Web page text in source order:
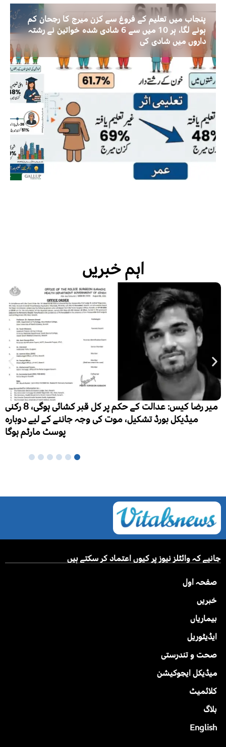
پنجاب میں تعلیم کے فروغ سے کزن میرج کا رجحان کم
ہونے لگا، ہر 10 میں سے 6 شادی شدہ خواتین نے رشتہ
داروں میں شادی کی
اہم خبریں
میر رضا کیس: عدالت کے حکم پر کل قبر کشائی ہوگی، 8 رکنی
کی وجہ جاننے کے لیے دوبارہ
جانیے کہ وائٹلز نیوز پر کیوں اعتماد کر سکتے ہیں
صفحہ اول
خبریں
بیماریاں
ایڈیٹوریل
صحت و تندرستی
میڈیکل ایجوکیشن
کلائمیٹ
بلاگ
English